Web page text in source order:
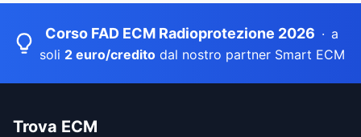
Corso FAD ECM Radioprotezione 2026 · a
soli 2 euro/creditodal nostro partner Smart ECM
Trova ECM